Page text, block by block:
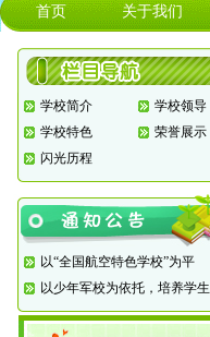
首页 关于我们
学校简介
学校领导
学校特色
荣誉展示
闪光历程
以“全国航空特色学校”为平
以少年军校为依托，培养学生